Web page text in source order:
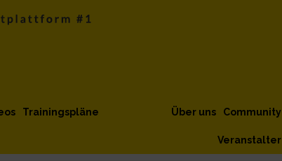
Trainingspläne Community
Über uns
Veranstalter